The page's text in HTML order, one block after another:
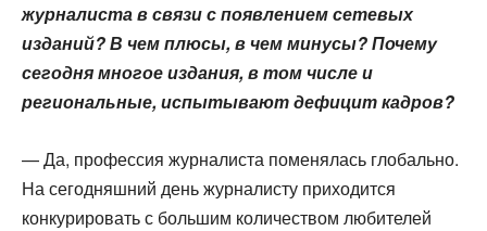
журналиста в связи с появлением сетевых
изданий? В чем плюсы, в чем минусы? Почему
сегодня многое издания, в том числе и
региональные, испытывают дефицит кадров?
— Да, профессия журналиста поменялась глобально.
На сегодняшний день журналисту приходится
конкурировать с большим количеством любителей